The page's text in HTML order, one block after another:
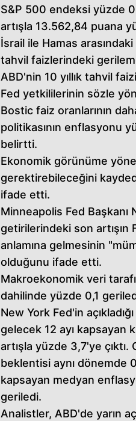
S&P 500 endeksi yüzde
artışla 13.562,84 puana
İsrail ile Hamas
tahvil faizlerindeki
ABD'nin 10 yıllık tahvil
Fed yetkililerinin sözle
Bostic faiz oranlarının
politikasının enflasyonu
belirtti.
Ekonomik görünüme
gerektirebileceğini
ifade etti.
Minneapolis Fed
getirilerindeki son artışın
anlamına gelmesinin
olduğunu ifade etti.
Makroekonomik veri
dahilinde yüzde 0,1
New York Fed'in
gelecek 12 ayı kapsayan
artışla yüzde 3,7'ye
beklentisi aynı dönemde
kapsayan medyan
geriledi.
Analistler, ABD'de yarın